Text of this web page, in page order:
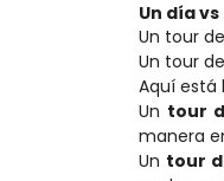
Un día
Un tour
Un tour
Aquí está
Un tour
manera
Un tour